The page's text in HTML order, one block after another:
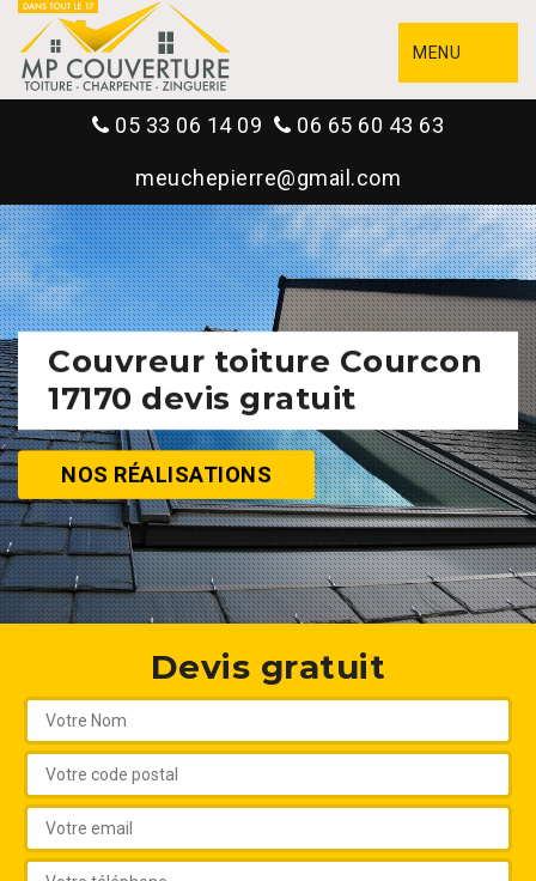
MENU
05 33 06 14 09 06 65 60 43 63
meuchepierre@gmail.com
Couvreur toiture Courcon
17170 devis gratuit
NOS RÉALISATIONS
Devis gratuit